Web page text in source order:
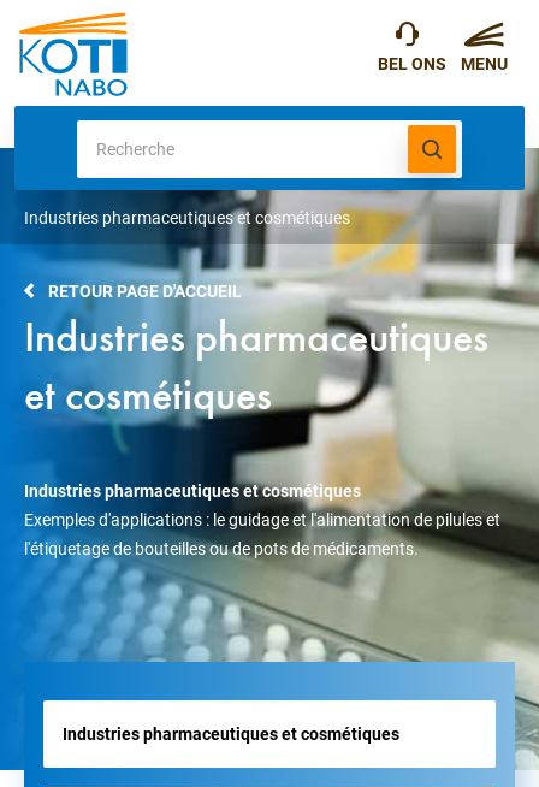
Industries pharmaceutiques et cosmétiques
RETOUR PAGE D'ACCUEIL
Industries pharmaceutiques
et cosmétiques
Industries pharmaceutiques et cosmétiques
Exemples d'applications : le guidage et l'alimentation de pilules et
l'étiquetage de bouteilles ou de pots de médicaments.